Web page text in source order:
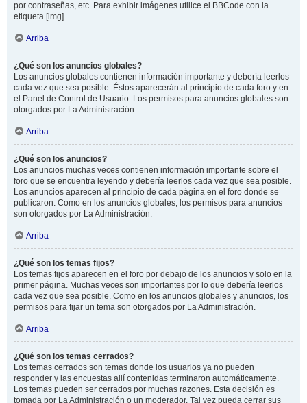
por contraseñas, etc. Para exhibir imágenes utilice el BBCode con la
etiqueta [img].
Arriba
¿Qué son los anuncios globales?
Los anuncios globales contienen información importante y debería leerlos
cada vez que sea posible. Éstos aparecerán al principio de cada foro y en
el Panel de Control de Usuario. Los permisos para anuncios globales son
otorgados por La Administración.
Arriba
¿Qué son los anuncios?
Los anuncios muchas veces contienen información importante sobre el
foro que se encuentra leyendo y debería leerlos cada vez que sea posible.
Los anuncios aparecen al principio de cada página en el foro donde se
publicaron. Como en los anuncios globales, los permisos para anuncios
son otorgados por La Administración.
Arriba
¿Qué son los temas fijos?
Los temas fijos aparecen en el foro por debajo de los anuncios y solo en la
primer página. Muchas veces son importantes por lo que debería leerlos
cada vez que sea posible. Como en los anuncios globales y anuncios, los
permisos para fijar un tema son otorgados por La Administración.
Arriba
¿Qué son los temas cerrados?
Los temas cerrados son temas donde los usuarios ya no pueden
responder y las encuestas allí contenidas terminaron automáticamente.
Los temas pueden ser cerrados por muchas razones. Esta decisión es
tomada por La Administración o un moderador. Tal vez pueda cerrar sus